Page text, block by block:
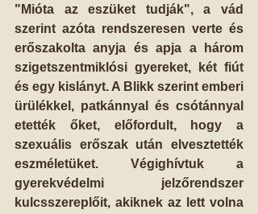
"Mióta az eszüket tudják", a vád
szerint azóta rendszeresen verte és
erőszakolta anyja és apja a három
szigetszentmiklósi gyereket, két fiút
és egy kislányt. A Blikk szerint emberi
ürülékkel, patkánnyal és csótánnyal
etették őket, előfordult, hogy a
szexuális erőszak után elvesztették
eszméletüket. Végighívtuk a
gyerekvédelmi jelzőrendszer
kulcsszereplőit, akiknek az lett volna